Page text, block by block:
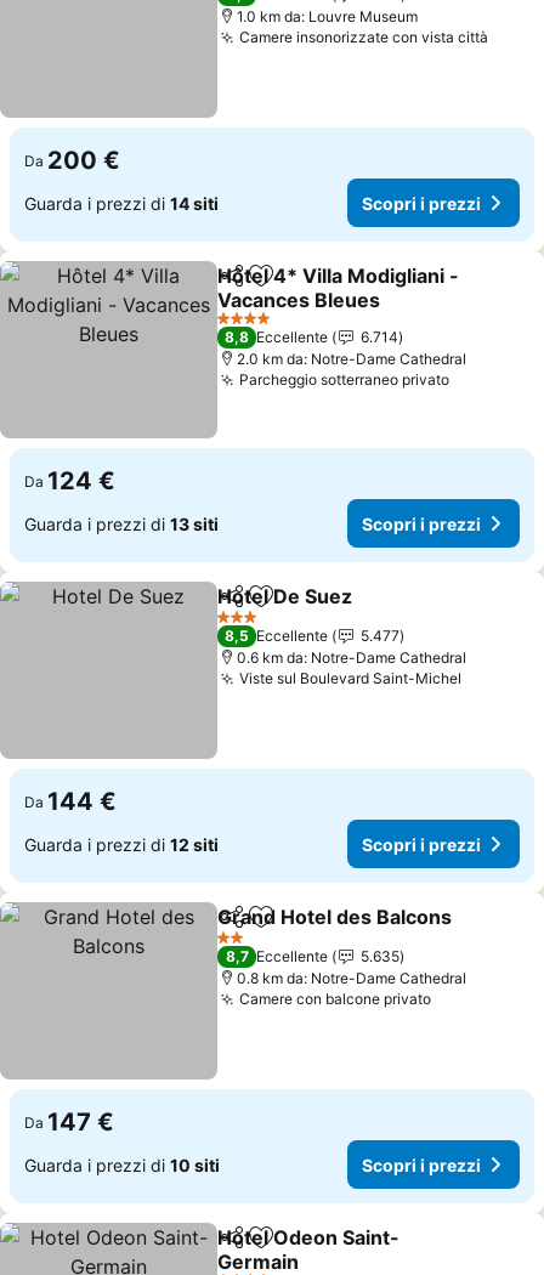
1.0 km da: Louvre Museum
Camere insonorizzate con vista città
Da 200 €
Guarda i prezzi di 14 siti Scopri i prezzi
CondividiAggiungi ai preferiti
Hôtel 4* Villa Modigliani -
Vacances Bleues
4 Stelle
8,8 Eccellente
6.714
2.0 km da: Notre-Dame Cathedral
Parcheggio sotterraneo privato
Da 124 €
Guarda i prezzi di 13 siti Scopri i prezzi
CondividiAggiungi ai preferiti
Hotel De Suez
3 Stelle
8,5 Eccellente
5.477
0.6 km da: Notre-Dame Cathedral
Viste sul Boulevard Saint-Michel
Da 144 €
Guarda i prezzi di 12 siti Scopri i prezzi
CondividiAggiungi ai preferiti
Grand Hotel des Balcons
2 Stelle
8,7 Eccellente
5.635
0.8 km da: Notre-Dame Cathedral
Camere con balcone privato
Da 147 €
Guarda i prezzi di 10 siti Scopri i prezzi
CondividiAggiungi ai preferiti
Hotel Odeon Saint-
Germain